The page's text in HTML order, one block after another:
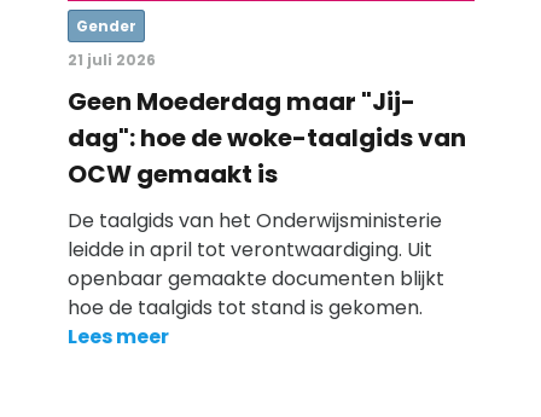
Gender
21 juli 2026
Geen Moederdag maar "Jij-
dag": hoe de woke-taalgids van
OCW gemaakt is
De taalgids van het Onderwijsministerie
leidde in april tot verontwaardiging. Uit
openbaar gemaakte documenten blijkt
hoe de taalgids tot stand is gekomen.
Lees meer